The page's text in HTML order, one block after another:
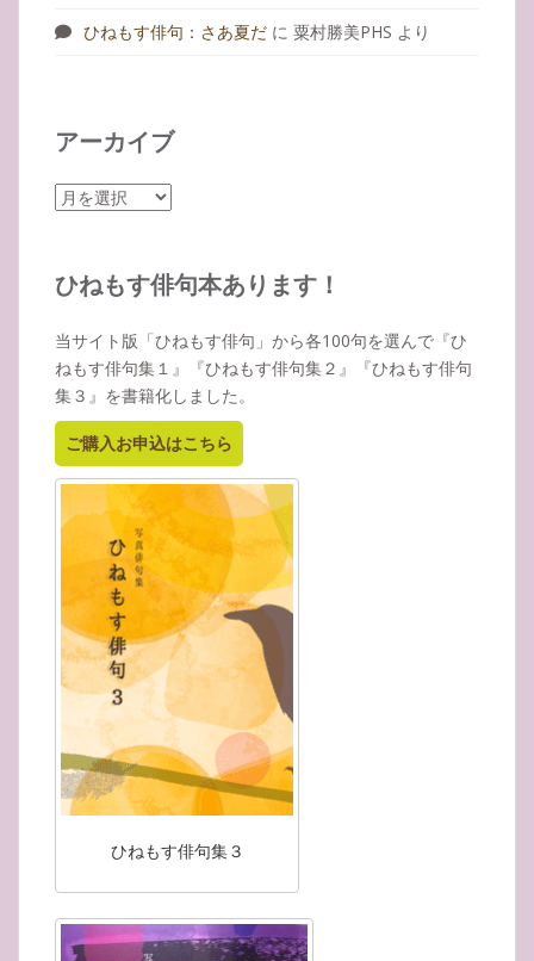
ひねもす俳句：さあ夏だ に 粟村勝美PHS より
アーカイブ
ア
イ
ひねもす俳句本あります！
当サイト版「ひねもす俳句」から各100句を選んで『ひ
ねもす俳句集１』『ひねもす俳句集２』『ひねもす俳句
集３』を書籍化しました。
ご購入お申込はこちら
ひねもす俳句集３